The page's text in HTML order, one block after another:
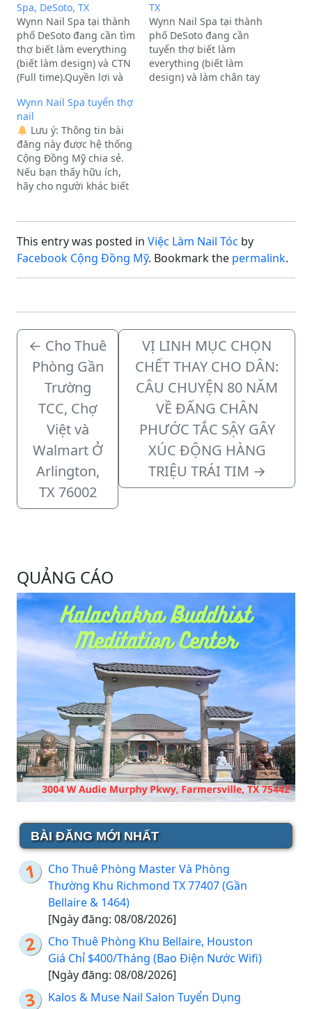
Spa, DeSoto, TX
Wynn Nail Spa tại thành
phố DeSoto đang cần tìm
thợ biết làm everything
(biết làm design) và CTN
(Full time).Quyền lợi và
nhập từ $1200 –
$2400/tuần tùy khả năng
(có bao lương hoặc ăn
chia).Bao lương từ
$1300/tuần trở lên (bao
lương quanh năm…
TX
Wynn Nail Spa tại thành
phố DeSoto đang cần
tuyển thợ biết làm
everything (biết làm
design) và làm chân tay
Wynn Nail Spa tuyển thợ
nail
Lưu ý: Thông tin bài
đăng này được hệ thống
Cộng Đồng Mỹ chia sẻ.
Nếu bạn thấy hữu ích,
hãy cho người khác biết
làm everything (biết làm
design) và CTN. Full…
This entry was posted in Việc Làm Nail Tóc by
Facebook Cộng Đồng Mỹ. Bookmark the permalink.
← Cho Thuê
Phòng Gần
Trường
TCC, Chợ
Việt và
Walmart Ở
Arlington,
TX 76002
VỊ LINH MỤC CHỌN
CHẾT THAY CHO DÂN:
CÂU CHUYỆN 80 NĂM
VỀ ĐẤNG CHÂN
PHƯỚC TẮC SẬY GÂY
XÚC ĐỘNG HÀNG
TRIỆU TRÁI TIM →
QUẢNG CÁO
BÀI ĐĂNG MỚI NHẤT
Cho Thuê Phòng Master Và Phòng
Thường Khu Richmond TX 77407 (Gần
Bellaire & 1464)
[Ngày đăng: 08/08/2026]
Cho Thuê Phòng Khu Bellaire, Houston
Giá Chỉ $400/Tháng (Bao Điện Nước Wifi)
[Ngày đăng: 08/08/2026]
Kalos & Muse Nail Salon Tuyển Dụng